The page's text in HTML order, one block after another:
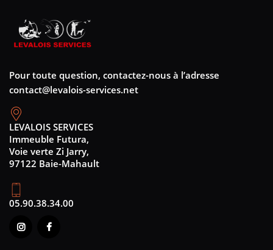
Pour toute question, contactez-nous à l’adresse
contact@levalois-services.net
LEVALOIS SERVICES
Immeuble Futura,
Voie verte Zi Jarry,
97122 Baie-Mahault
05.90.38.34.00